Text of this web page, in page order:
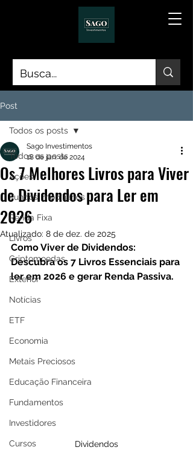
Post
Todos os posts
Ações
Fundos Imobiliários
Renda Fixa
Livros
Criptomoedas
Exterior
Notícias
ETF
Economia
Metais Preciosos
Educação Financeira
Fundamentos
Investidores
Cursos
Todos os posts
Os 7 Melhores Livros para Viver
de Dividendos para Ler em
2026
Sago Investimentos
18 de jan. de 2024
Atualizado: 8 de dez. de 2025
Como Viver de Dividendos:
Descubra os 7 Livros Essenciais para
ler em 2026 e gerar Renda Passiva.
Dividendos